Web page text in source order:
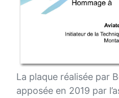
La plaque réalisée par
apposée en 2019 par